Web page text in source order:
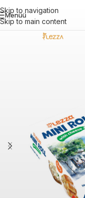
Skip to navigation
Skip to main content
Menüü